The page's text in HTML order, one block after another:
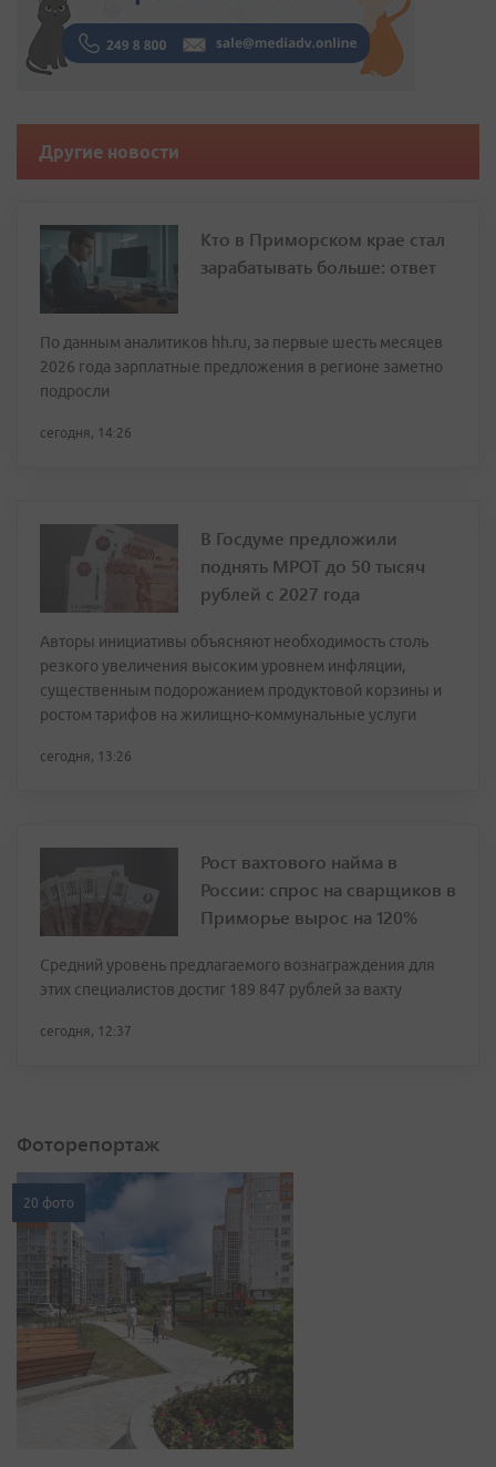
Другие новости
Кто в Приморском крае стал
зарабатывать больше: ответ
По данным аналитиков hh.ru, за первые шесть месяцев
2026 года зарплатные предложения в регионе заметно
подросли
сегодня, 14:26
В Госдуме предложили
поднять МРОТ до 50 тысяч
рублей с 2027 года
Авторы инициативы объясняют необходимость столь
резкого увеличения высоким уровнем инфляции,
существенным подорожанием продуктовой корзины и
ростом тарифов на жилищно-коммунальные услуги
сегодня, 13:26
Рост вахтового найма в
России: спрос на сварщиков в
Приморье вырос на 120%
Средний уровень предлагаемого вознаграждения для
этих специалистов достиг 189 847 рублей за вахту
сегодня, 12:37
Фоторепортаж
20 фото